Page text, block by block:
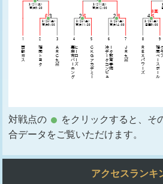
対戦点の
をクリックすると、そ
合データをご覧いただけます。
アクセスランキ